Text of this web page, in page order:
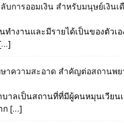
บการออมเงิน สำหรับมนุษย์เงินเ
ทำงานและมีรายได้เป็นของตัวเอ
าความสะอาด สำคัญต่อสถานพย
าลเป็นสถานที่ที่มีผู้คนหมุนเวียน
ก […]